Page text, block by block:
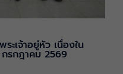
ะเจ้าอยู่หัว เนื่องใน
รกฎาคม 2569